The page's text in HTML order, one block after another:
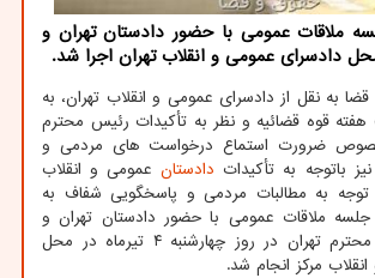
ملاقات عمومی با حضور دادستان تهران و
دادسرای عمومی و انقلاب تهران اجرا شد.
به نقل از دادسرای عمومی و انقلاب تهران، به
هفته قوه قضائیه و نظر به تأکیدات رئیس محترم
ضرورت استماع درخواست های مردمی و
باتوجه به تأکیدات دادستانعمومی و انقلاب
به مطالبات مردمی و پاسخگویی شفاف به
جلسه ملاقات عمومی با حضور دادستان تهران و
معاونین دادستان محترم تهران در روز چهارشنبه ۴ تیرماه در محل
مرکز انجام شد.